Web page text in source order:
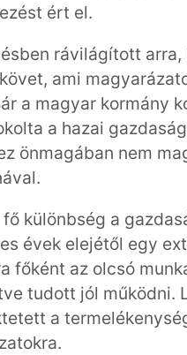
ért el.
rávilágított
ami
a magyar kormány
a hazai
önmagában nem
különbség a
évek elejétől egy
főként az olcsó
tudott jól működni.
a